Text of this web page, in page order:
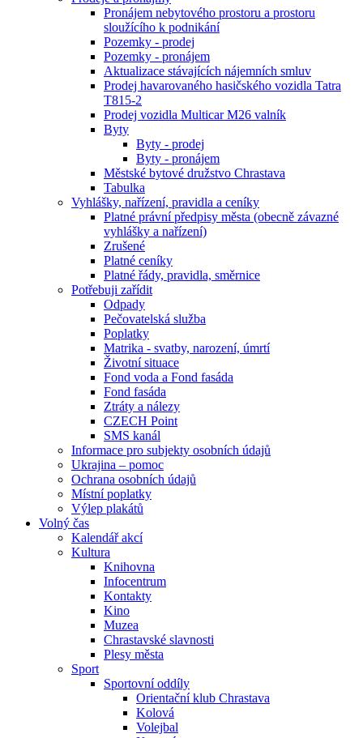
Pronájem nebytového prostoru a prostoru
sloužícího k podnikání
Pozemky - prodej
Pozemky - pronájem
Aktualizace stávajících nájemních smluv
Prodej havarovaného hasičského vozidla Tatra
T815-2
Prodej vozidla Multicar M26 valník
Byty
Byty - prodej
Byty - pronájem
Městské bytové družstvo Chrastava
Tabulka
Vyhlášky, nařízení, pravidla a ceníky
Platné právní předpisy města (obecně závazné
vyhlášky a nařízení)
Zrušené
Platné ceníky
Platné řády, pravidla, směrnice
Potřebuji zařídit
Odpady
Pečovatelská služba
Poplatky
Matrika - svatby, narození, úmrtí
Životní situace
Fond voda a Fond fasáda
Fond fasáda
Ztráty a nálezy
CZECH Point
SMS kanál
Informace pro subjekty osobních údajů
Ukrajina – pomoc
Ochrana osobních údajů
Místní poplatky
Výlep plakátů
Volný čas
Kalendář akcí
Kultura
Knihovna
Infocentrum
Kontakty
Kino
Muzea
Chrastavské slavnosti
Plesy města
Sport
Sportovní oddíly
Orientační klub Chrastava
Kolová
Volejbal